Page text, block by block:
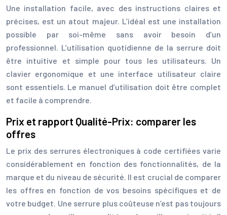
Une installation facile, avec des instructions claires et
précises, est un atout majeur. L’idéal est une installation
possible par soi-même sans avoir besoin d’un
professionnel. L’utilisation quotidienne de la serrure doit
être intuitive et simple pour tous les utilisateurs. Un
clavier ergonomique et une interface utilisateur claire
sont essentiels. Le manuel d’utilisation doit être complet
et facile à comprendre.
Prix et rapport Qualité-Prix: comparer les
offres
Le prix des serrures électroniques à code certifiées varie
considérablement en fonction des fonctionnalités, de la
marque et du niveau de sécurité. Il est crucial de comparer
les offres en fonction de vos besoins spécifiques et de
votre budget. Une serrure plus coûteuse n’est pas toujours